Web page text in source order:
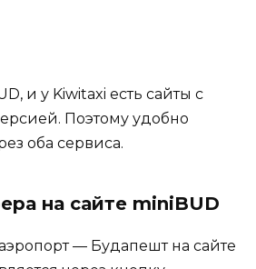
и у Kiwitaxi есть сайты с
Поэтому удобно
оба сервиса.
на сайте miniBUD
— Будапешт на сайте